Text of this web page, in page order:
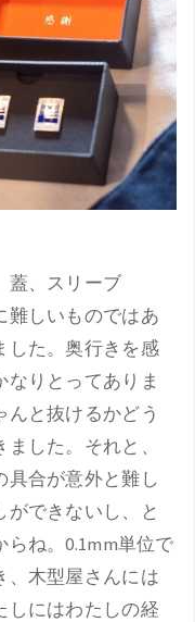
蓋、スリーブ
難しいものではあ
した。奥行きを感
なりとってありま
と抜けるかどう
した。それと、
具合が意外と難し
できないし、と
ね。0.1mm単位で
、木型屋さんには
しにはわたしの経